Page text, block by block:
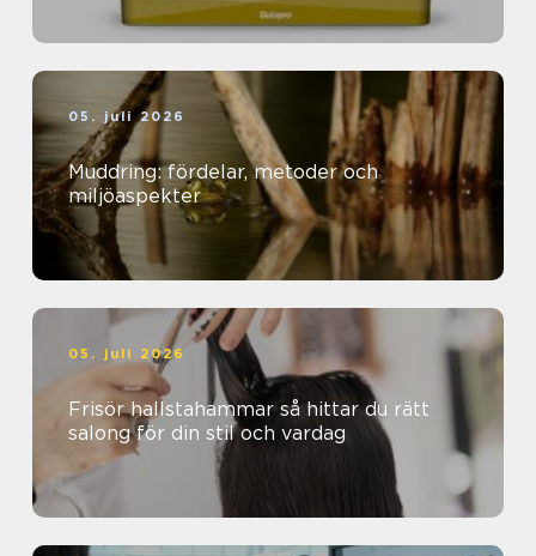
05. juli 2026
Muddring: fördelar, metoder och
miljöaspekter
05. juli 2026
Frisör hallstahammar så hittar du rätt
salong för din stil och vardag